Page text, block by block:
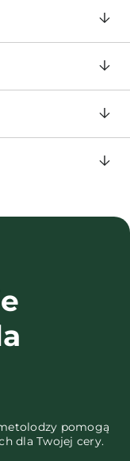
pomogą
dla Twojej cery.